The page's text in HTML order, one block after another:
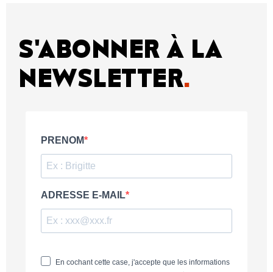
S'ABONNER À LA
NEWSLETTER.
PRENOM
ADRESSE E-MAIL
En cochant cette case, j'accepte que les informations